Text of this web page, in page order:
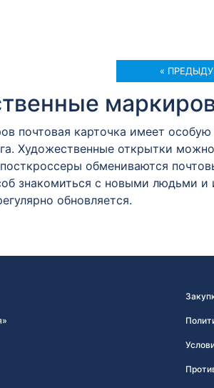
«
почтовая карточка имеет
Художественные открытки
обмениваются
знакомиться с новыми людьми и
обновляется.